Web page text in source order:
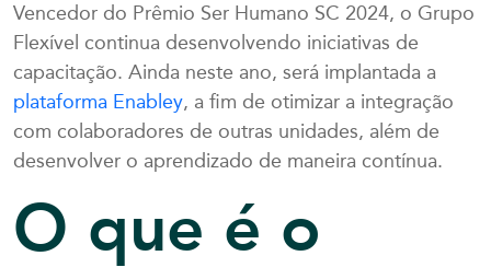
Vencedor do Prêmio Ser Humano SC 2024, o Grupo
Flexível continua desenvolvendo iniciativas de
capacitação. Ainda neste ano, será implantada a
plataforma Enabley, a fim de otimizar a integração
com colaboradores de outras unidades, além de
desenvolver o aprendizado de maneira contínua.
O que é o